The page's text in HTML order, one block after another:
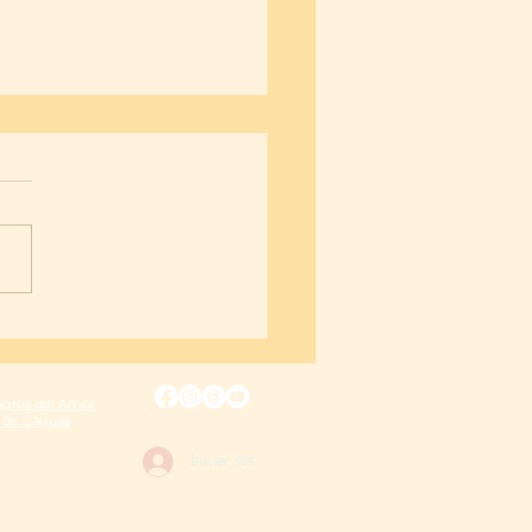
a la fidelidad, llamado a
del Amor
Caguas